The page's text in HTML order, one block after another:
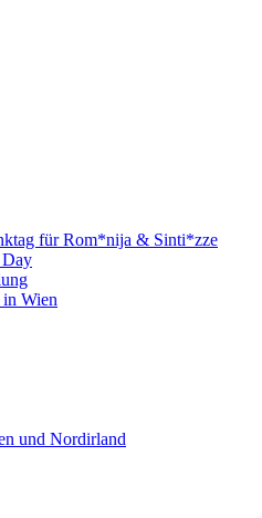
für Rom*nija & Sinti*zze
Day
in Wien
und Nordirland